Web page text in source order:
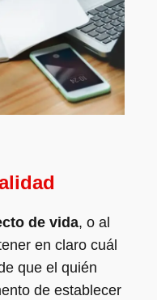
de vida, o al
en claro cuál
que el quién
de establecer